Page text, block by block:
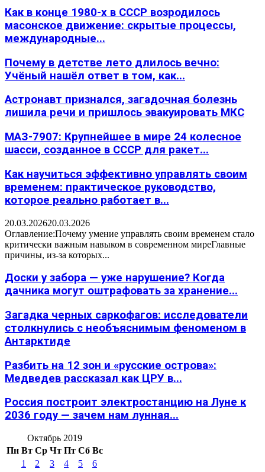
Как в конце 1980-х в СССР возродилось
масонское движение: скрытые процессы,
международные...
Почему в детстве лето длилось вечно:
Учёный нашёл ответ в том, как...
Астронавт признался, загадочная болезнь
лишила речи и пришлось эвакуировать МКС
МАЗ-7907: Крупнейшее в мире 24 колесное
шасси, созданное в СССР для ракет...
Как научиться эффективно управлять своим
временем: практическое руководство,
которое реально работает в...
20.03.202620.03.2026
Оглавление:Почему умение управлять своим временем стало
критически важным навыком в современном миреГлавные
причины, из-за которых...
Доски у забора — уже нарушение? Когда
дачника могут оштрафовать за хранение...
Загадка черных саркофагов: исследователи
столкнулись с необъяснимым феноменом в
Антарктиде
Разбить на 12 зон и «русские острова»:
Медведев рассказал как ЦРУ в...
Россия построит электростанцию на Луне к
2036 году — зачем нам лунная...
Октябрь 2019
Пн Вт Ср Чт Пт Сб Вс
1
2 3 4 5
6